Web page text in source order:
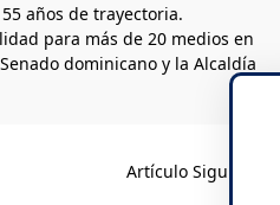
años de trayectoria.
para más de 20 medios en
dominicano y la Alcaldía
Artículo Siguiente